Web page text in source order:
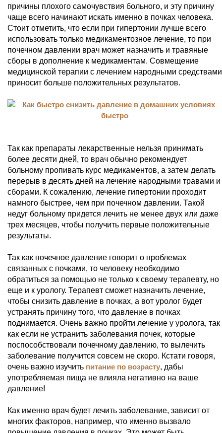
причины плохого самочувствия больного, и эту причину
чаще всего начинают искать именно в почках человека.
Стоит отметить, что если при гипертонии лучше всего
использовать только медикаментозное лечение, то при
почечном давлении врач может назначить и травяные
сборы в дополнение к медикаментам. Совмещение
медицинской терапии с лечением народными средствами
приносит больше положительных результатов.
Так как препараты лекарственные нельзя принимать
более десяти дней, то врач обычно рекомендует
больному пропивать курс медикаментов, а затем делать
перерыв в десять дней на лечение народными травами и
сборами. К сожалению, лечение гипертонии проходит
намного быстрее, чем при почечном давлении. Такой
недуг больному придется лечить не менее двух или даже
трех месяцев, чтобы получить первые положительные
результаты.
Так как почечное давление говорит о проблемах
связанных с почками, то человеку необходимо
обратиться за помощью не только к своему терапевту, но
еще и к урологу. Терапевт сможет назначить лечение,
чтобы снизить давление в почках, а вот уролог будет
устранять причину того, что давление в почках
поднимается. Очень важно пройти лечение у уролога, так
как если не устранить заболевания почек, которые
поспособствовали почечному давлению, то вылечить
заболевание получится совсем не скоро. Кстати говоря,
очень важно изучить питание по возрасту, дабы
употребляемая пища не влияла негативно на ваше
давление!
Как именно врач будет лечить заболевание, зависит от
многих факторов, например, что именно вызвало